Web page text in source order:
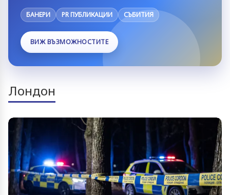
БАНЕРИ PR ПУБЛИКАЦИИ СЪБИТИЯ
ВИЖ ВЪЗМОЖНОСТИТЕ
Лондон